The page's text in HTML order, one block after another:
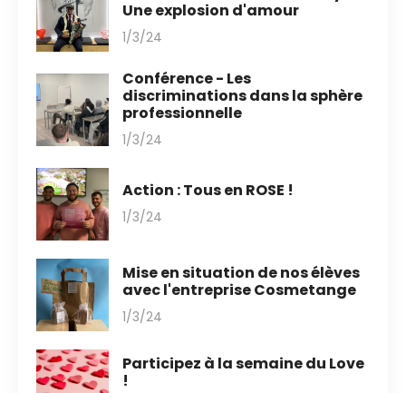
Une explosion d'amour
1/3/24
Conférence - Les
discriminations dans la sphère
professionnelle
1/3/24
Action : Tous en ROSE !
1/3/24
Mise en situation de nos élèves
avec l'entreprise Cosmetange
1/3/24
Participez à la semaine du Love
!